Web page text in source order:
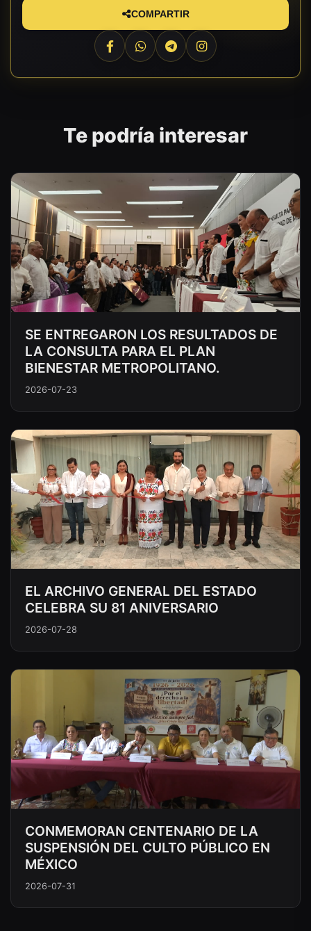
COMPARTIR
Te podría interesar
SE ENTREGARON LOS RESULTADOS DE
LA CONSULTA PARA EL PLAN
BIENESTAR METROPOLITANO.
2026-07-23
EL ARCHIVO GENERAL DEL ESTADO
CELEBRA SU 81 ANIVERSARIO
2026-07-28
CONMEMORAN CENTENARIO DE LA
SUSPENSIÓN DEL CULTO PÚBLICO EN
MÉXICO
2026-07-31